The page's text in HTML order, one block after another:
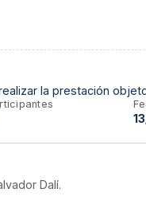
la prestación
Dalí.